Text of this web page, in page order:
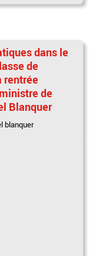
dans le
de
rentrée
de
Blanquer
blanquer